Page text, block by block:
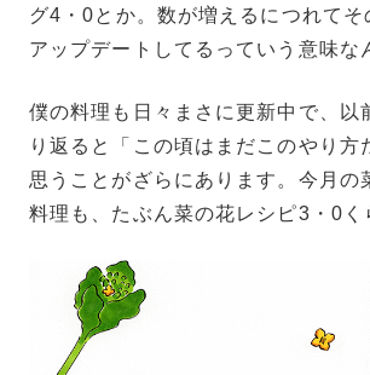
グ4・0とか。数が増えるにつれてそ
アップデートしてるっていう意味な
僕の料理も日々まさに更新中で、以
り返ると「この頃はまだこのやり
思うことがざらにあります。今月の
料理も、たぶん菜の花レシピ3・0く